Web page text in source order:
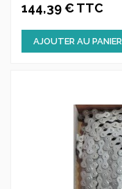
144,39 € TTC
AJOUTER AU PANIER